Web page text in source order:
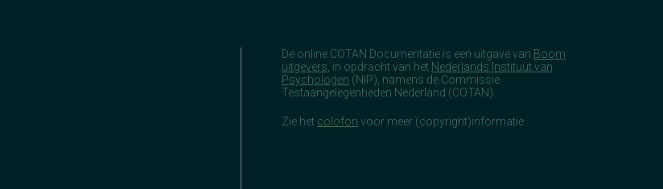
De online COTAN Documentatie is een uitgave van Boom
uitgevers , in opdracht van het Nederlands Instituut van
Psychologen (NIP), namens de Commissie
Testaangelegenheden Nederland (COTAN).
Zie het colofon voor meer (copyright)informatie.